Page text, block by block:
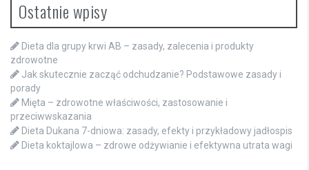
Ostatnie wpisy
Dieta dla grupy krwi AB – zasady, zalecenia i produkty
zdrowotne
Jak skutecznie zacząć odchudzanie? Podstawowe zasady i
porady
Mięta – zdrowotne właściwości, zastosowanie i
przeciwwskazania
Dieta Dukana 7-dniowa: zasady, efekty i przykładowy jadłospis
Dieta koktajlowa – zdrowe odżywianie i efektywna utrata wagi